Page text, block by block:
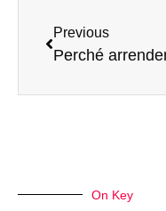
Previous
On Key